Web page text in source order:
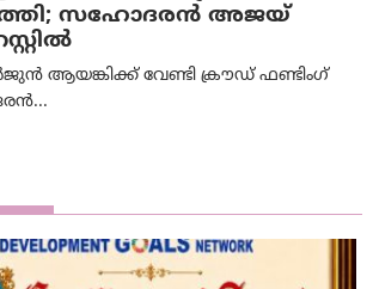
സഹോദരന്‍ അജയ്
ആയങ്കിക്ക് വേണ്ടി ക്രൗഡ് ഫണ്ടിംഗ്